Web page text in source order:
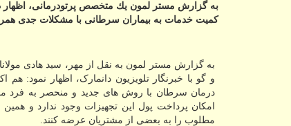
به گزارش مستر لمون یك متخصص پرتودرمانی، اظهار
كمیت خدمات به بیماران سرطانی با مشكلات جدی
به گزارش مستر لمون به نقل از مهر، سید هادی
و گو با خبرنگار تلویزیون دانمارک، اظهار نمود:
درمان سرطان با روش های جدید و منحصر به فرد
امکان پرداخت پول این تجهیزات وجود ندارد و
مطلوب را به بعضی از مشتریان عرضه کنند.